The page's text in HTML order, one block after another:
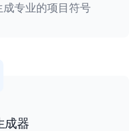
专业的项目符号
成器